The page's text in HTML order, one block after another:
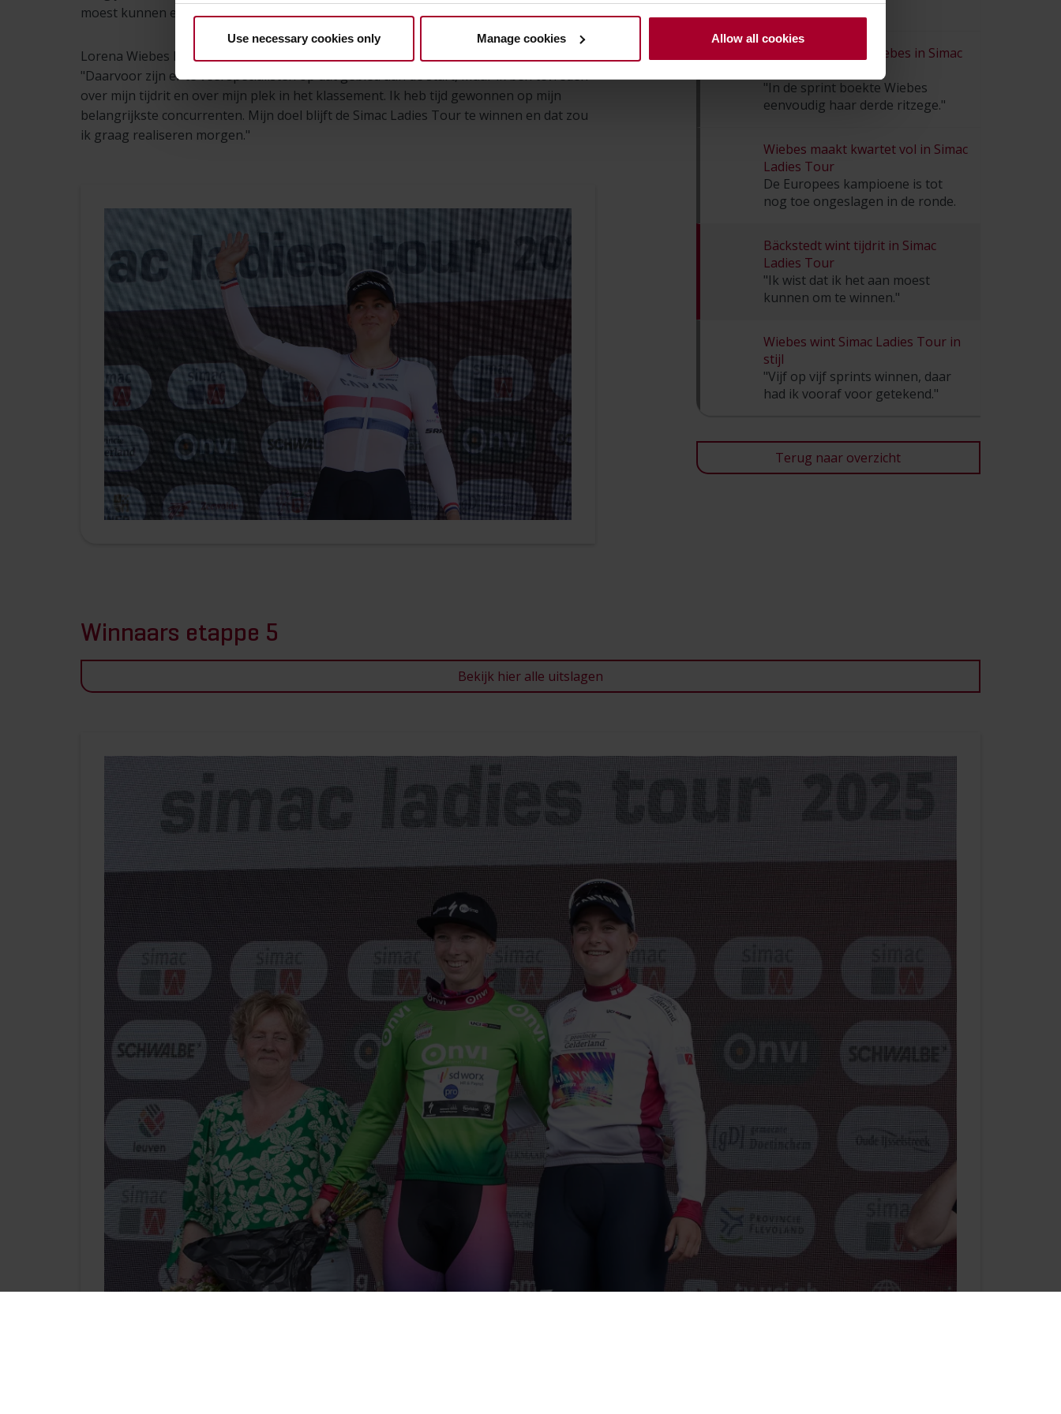
Use necessary cookies only Manage cookies Allow all cookies
moest kunnen en ben blij dat het gelukt is om te winnen."
Lorena Wiebes had vooraf niet gerekend een vijfde dagzege op rij te boeken.
"Daarvoor zijn er te veel specialisten op dat gebied aan de start, Maar ik ben tevreden
over mijn tijdrit en over mijn plek in het klassement. Ik heb tijd gewonnen op mijn
belangrijkste concurrenten. Mijn doel blijft de Simac Ladies Tour te winnen en dat zou
ik graag realiseren morgen."
Wiebes
Drie op drie voor Wiebes in Simac
"In de sprint boekte Wiebes
eenvoudig haar derde ritzege."
Wiebes maakt kwartet vol in Simac
Ladies Tour
De Europees kampioene is tot
nog toe ongeslagen in de ronde.
Bäckstedt wint tijdrit in Simac
Ladies Tour
"Ik wist dat ik het aan moest
kunnen om te winnen."
Wiebes wint Simac Ladies Tour in
stijl
"Vijf op vijf sprints winnen, daar
had ik vooraf voor getekend."
Terug naar overzicht
Winnaars etappe 5
Bekijk hier alle uitslagen